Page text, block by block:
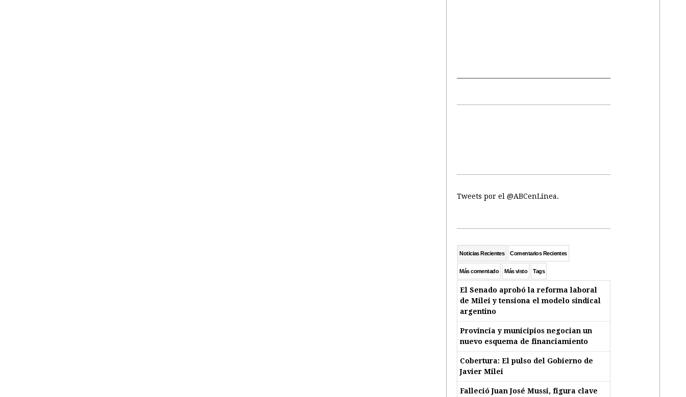
Tweets por el @ABCenLinea.
Noticias Recientes Comentarios Recientes
Más comentado Más visto Tags
El Senado aprobó la reforma laboral
de Milei y tensiona el modelo sindical
argentino
Provincia y municipios negocian un
nuevo esquema de financiamiento
Cobertura: El pulso del Gobierno de
Javier Milei
Falleció Juan José Mussi, figura clave